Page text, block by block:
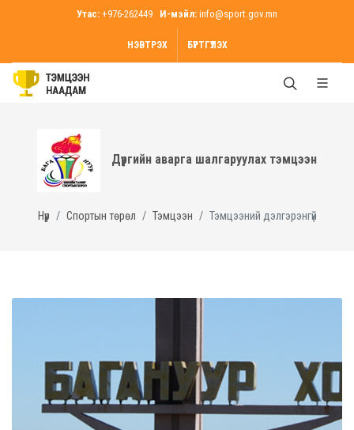
Утас: +976-262449 И-мэйл: info@sport.gov.mn
НЭВТРЭХ БҮРТГҮҮЛЭХ
Дүүргийн аварга шалгаруулах тэмцээн
Нүүр Спортын төрөл Тэмцээн Тэмцээний дэлгэрэнгүй